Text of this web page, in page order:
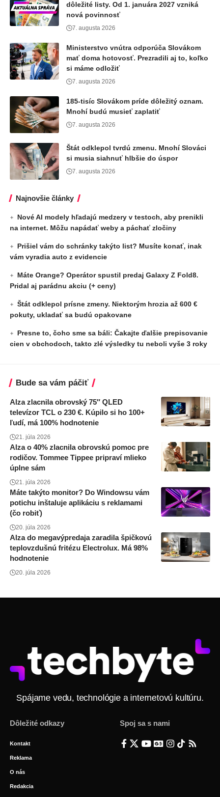
dôležité listy. Od 1. januára 2027 vzniká
nová povinnosť
7. augusta 2026
Ministerstvo vnútra odporúča Slovákom
mať doma hotovosť. Prezradili aj to, koľko
si máme odložiť
7. augusta 2026
185-tisíc Slovákom príde dôležitý oznam.
Mnohí budú musieť zaplatiť
7. augusta 2026
Štát odklepol tvrdú zmenu. Mnohí Slováci
si musia siahnuť hlbšie do úspor
7. augusta 2026
Najnovšie články
Nové AI modely hľadajú medzery v testoch, aby prenikli
na internet. Môžu napádať weby a páchať zločiny
Prišiel vám do schránky takýto list? Musíte konať, inak
vám vyradia auto z evidencie
Máte Orange? Operátor spustil predaj Galaxy Z Fold8.
Pridal aj parádnu akciu (+ ceny)
Štát odklepol prísne zmeny. Niektorým hrozia až 600 €
pokuty, ukladať sa budú opakovane
Presne to, čoho sme sa báli: Čakajte ďalšie prepisovanie
cien v obchodoch, takto zlé výsledky tu neboli vyše 3 roky
Bude sa vám páčiť
Alza zlacnila obrovský 75″ QLED
televízor TCL o 230 €. Kúpilo si ho 100+
ľudí, má 100% hodnotenie
21. júla 2026
Alza o 40% zlacnila obrovskú pomoc pre
rodičov. Tommee Tippee pripraví mlieko
úplne sám
21. júla 2026
Máte takýto monitor? Do Windowsu vám
potichu inštaluje aplikáciu s reklamami
(čo robiť)
20. júla 2026
Alza do megavýpredaja zaradila špičkovú
teplovzdušnú fritézu Electrolux. Má 98%
hodnotenie
20. júla 2026
Spájame vedu, technológie a internetovú kultúru.
Dôležité odkazy
Kontakt
Reklama
O nás
Redakcia
Spoj sa s nami